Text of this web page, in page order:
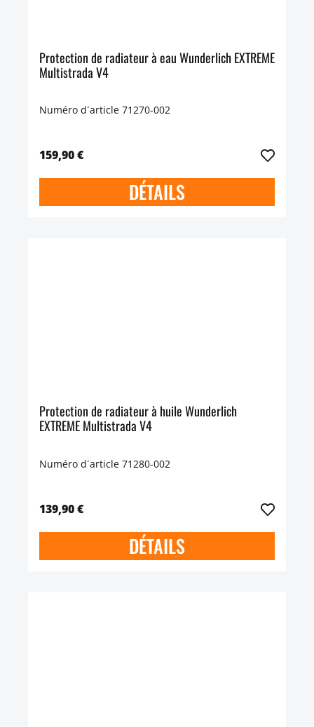
Protection de radiateur à eau Wunderlich EXTREME
Multistrada V4
Numéro d´article 71270-002
159,90 €
DÉTAILS
Protection de radiateur à huile Wunderlich
EXTREME Multistrada V4
Numéro d´article 71280-002
139,90 €
DÉTAILS